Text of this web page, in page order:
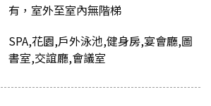
有，室外至室內無階梯
SPA,花園,戶外泳池,健身房,宴會廳,圖
書室,交誼廳,會議室